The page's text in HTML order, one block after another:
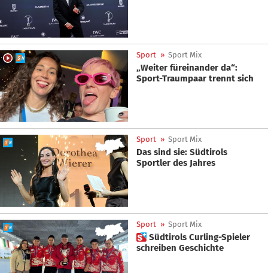
Sport » Sport Mix
„Weiter füreinander da“:
Sport-Traumpaar trennt sich
Sport » Sport Mix
Das sind sie: Südtirols
Sportler des Jahres
Sport » Sport Mix
 Südtirols Curling-Spieler
schreiben Geschichte